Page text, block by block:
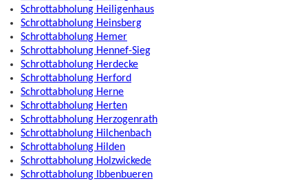
Schrottabholung Heiligenhaus
Schrottabholung Heinsberg
Schrottabholung Hemer
Schrottabholung Hennef-Sieg
Schrottabholung Herdecke
Schrottabholung Herford
Schrottabholung Herne
Schrottabholung Herten
Schrottabholung Herzogenrath
Schrottabholung Hilchenbach
Schrottabholung Hilden
Schrottabholung Holzwickede
Schrottabholung Ibbenbueren